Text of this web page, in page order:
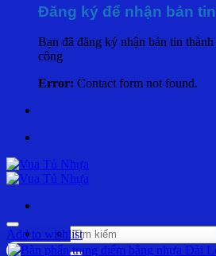
Đăng ký để nhận bản tin
Bạn đã đăng ký nhận bản tin thành
công
Error: Contact form not found.
Tìm
kiếm:
Add to wishlist